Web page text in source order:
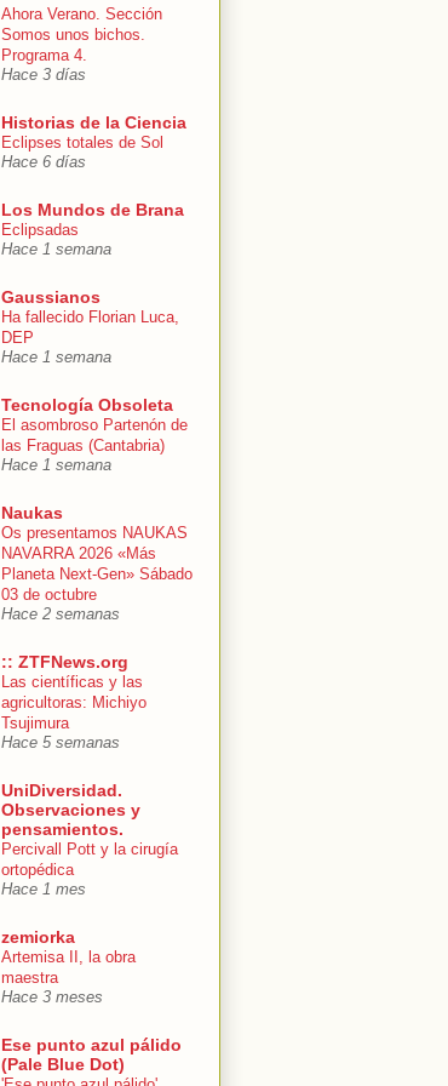
Ahora Verano. Sección
Somos unos bichos.
Programa 4.
Hace 3 días
Historias de la Ciencia
Eclipses totales de Sol
Hace 6 días
Los Mundos de Brana
Eclipsadas
Hace 1 semana
Gaussianos
Ha fallecido Florian Luca,
DEP
Hace 1 semana
Tecnología Obsoleta
El asombroso Partenón de
las Fraguas (Cantabria)
Hace 1 semana
Naukas
Os presentamos NAUKAS
NAVARRA 2026 «Más
Planeta Next-Gen» Sábado
03 de octubre
Hace 2 semanas
:: ZTFNews.org
Las científicas y las
agricultoras: Michiyo
Tsujimura
Hace 5 semanas
UniDiversidad.
Observaciones y
pensamientos.
Percivall Pott y la cirugía
ortopédica
Hace 1 mes
zemiorka
Artemisa II, la obra
maestra
Hace 3 meses
Ese punto azul pálido
(Pale Blue Dot)